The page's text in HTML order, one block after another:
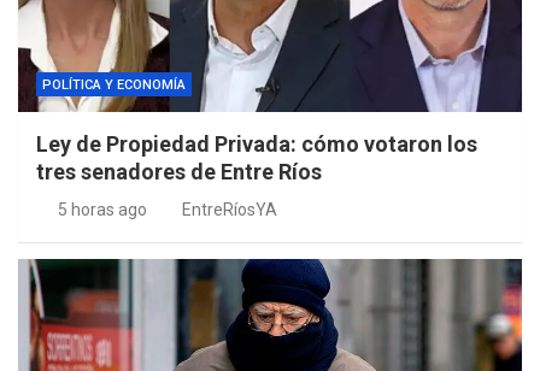
POLÍTICA Y ECONOMÍA
Ley de Propiedad Privada: cómo votaron los
tres senadores de Entre Ríos
5 horas ago EntreRíosYA